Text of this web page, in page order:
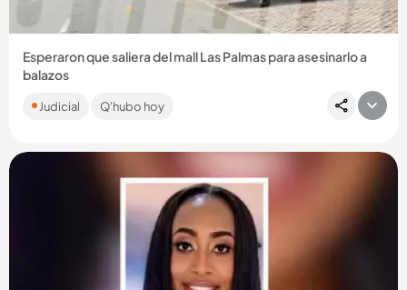
Esperaron que saliera del mall Las Palmas para asesinarlo a
balazos
Un comerciante fue ultimado este lunes 3 de agosto, en el
parqueadero del mall de Viva Palmas. Los asesinos
Judicial Q'hubo hoy
Compartir Noticia